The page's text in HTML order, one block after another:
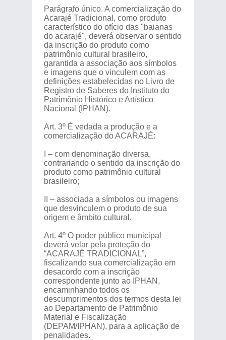
Parágrafo único. A comercialização do
Acarajé Tradicional, como produto
característico do ofício das "baianas
do acarajé", deverá observar o sentido
da inscrição do produto como
patrimônio cultural brasileiro,
garantida a associação aos símbolos
e imagens que o vinculem com as
definições estabelecidas no Livro de
Registro de Saberes do Instituto do
Patrimônio Histórico e Artístico
Nacional (IPHAN).
Art. 3º É vedada a produção e a
comercialização do ACARAJÉ:
I – com denominação diversa,
contrariando o sentido da inscrição do
produto como patrimônio cultural
brasileiro;
II – associada a símbolos ou imagens
que desvinculem o produto de sua
origem e âmbito cultural.
Art. 4º O poder público municipal
deverá velar pela proteção do
“ACARAJÉ TRADICIONAL”,
fiscalizando sua comercialização em
desacordo com a inscrição
correspondente junto ao IPHAN,
encaminhando todos os
descumprimentos dos termos desta lei
ao Departamento de Patrimônio
Material e Fiscalização
(DEPAM/IPHAN), para a aplicação de
penalidades.